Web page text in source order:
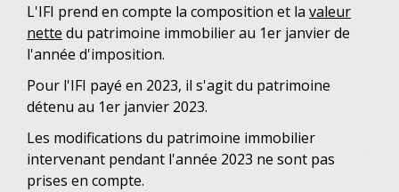
L'IFI prend en compte la composition et la valeur
nette du patrimoine immobilier au 1er janvier de
l'année d'imposition.
Pour l'IFI payé en 2023, il s'agit du patrimoine
détenu au 1er janvier 2023.
Les modifications du patrimoine immobilier
intervenant pendant l'année 2023 ne sont pas
prises en compte.